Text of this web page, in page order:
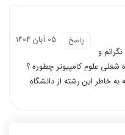
05 آبان 1404 پاسخ
و
شغلی علوم کامپیوتر چطوره ؟
خاطر این رشته از دانشگاه